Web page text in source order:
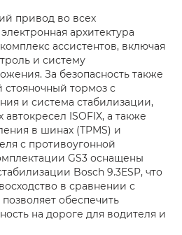
привод во всех
архитектура
ассистентов, включая
и систему
За безопасность также
стояночный тормоз с
и система стабилизации,
ISOFIX, а также
в шинах (TPMS) и
с противоугонной
GS3 оснащены
Bosch 9.3ESP, что
в сравнении с
обеспечить
на дороге для водителя и